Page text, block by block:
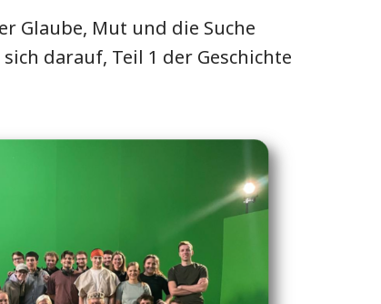
Glaube, Mut und die Suche
darauf, Teil 1 der Geschichte